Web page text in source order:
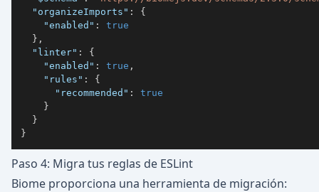
"organizeImports" :
{
"enabled" :
true
} ,
"linter" :
{
"enabled" : true ,
"rules" :
{
"recommended" :
true
}
}
}
Paso 4: Migra tus reglas de ESLint
Biome proporciona una herramienta de migración: